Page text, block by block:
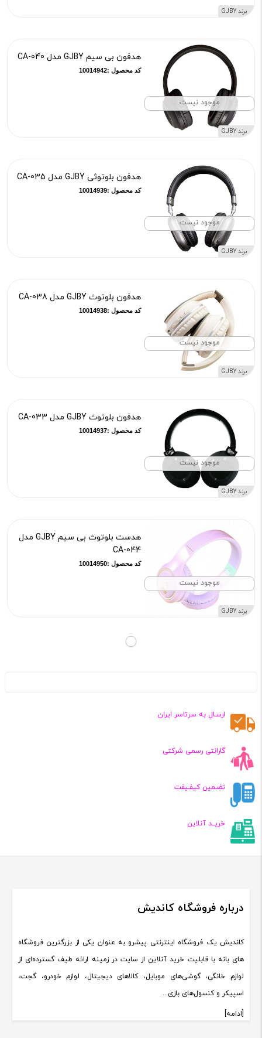
برند GJBY
موجود نیست
برند GJBY
هدفون بی سیم GJBY مدل CA-040
کد محصول :10014942
موجود نیست
برند GJBY
هدفون بلوتوثی GJBY مدل CA-035
کد محصول :10014939
موجود نیست
برند GJBY
هدفون بلوتوث GJBY مدل CA-038
کد محصول :10014938
موجود نیست
برند GJBY
هدفون بلوتوث GJBY مدل CA-033
کد محصول :10014937
موجود نیست
برند GJBY
هدست بلوتوث بی سیم GJBY مدل
CA-044
کد محصول :10014950
ارسـال به سرتاسر ایران
گارانتی رسمی شرکتی
تضـمین کیفـیفت
خریــد آنلاین
درباره فروشگاه کاندیش
کاندیش یک فروشگاه اینترنتی پیشرو به عنوان یکی از بزرگترین فروشگاه
های بانه با قابلیت خرید آنلاین از سایت در زمینه ارائه طیف گسترده‌ای از
لوازم خانگی، گوشی‌های موبایل، کالاهای دیجیتال، لوازم خودرو، گجت،
اسپیکر و کنسول‌های بازی...
[ادامه]